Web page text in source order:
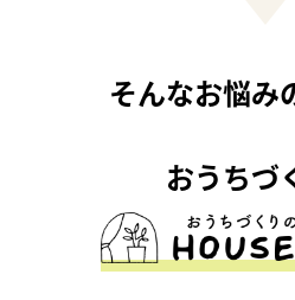
そんなお悩
おうちづ